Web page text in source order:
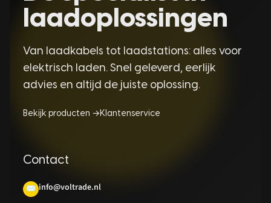
laadoplossingen
Van laadkabels tot laadstations: alles voor
elektrisch laden. Snel geleverd, eerlijk
advies en altijd de juiste oplossing.
Bekijk producten → Klantenservice
Contact
✉ info@voltrade.nl